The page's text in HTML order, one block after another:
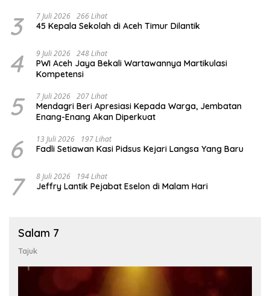
3 7 Juli 2026 266 Lihat
45 Kepala Sekolah di Aceh Timur Dilantik
4 9 Juli 2026 248 Lihat
PWI Aceh Jaya Bekali Wartawannya Martikulasi
Kompetensi
5 7 Juli 2026 207 Lihat
Mendagri Beri Apresiasi Kepada Warga, Jembatan
Enang-Enang Akan Diperkuat
6 13 Juli 2026 197 Lihat
Fadli Setiawan Kasi Pidsus Kejari Langsa Yang Baru
7 8 Juli 2026 194 Lihat
Jeffry Lantik Pejabat Eselon di Malam Hari
Salam 7
Tajuk